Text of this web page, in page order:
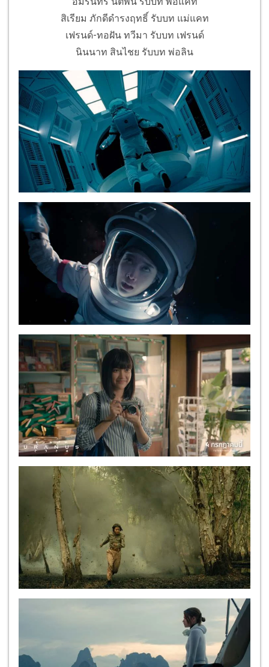
สิเรียม ภักดีดำรงฤทธิ์ รับบท แม่แคท
เฟรนด์-ทอฝัน ทวีมา รับบท เฟรนด์
นินนาท สินไชย รับบท พ่อลิน